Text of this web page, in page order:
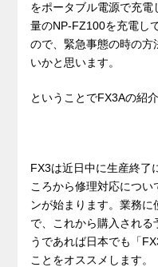
をポータブル電源で充
量のNP-FZ100を充電し
ので、緊急事態の時の方
いかと思います。
ということでFX3Aの紹
FX3は近日中に生産終了
ころから修理対応につ
ンが始まります。業務
で、これから購入される
うであれば日本でも「
ことをオススメします